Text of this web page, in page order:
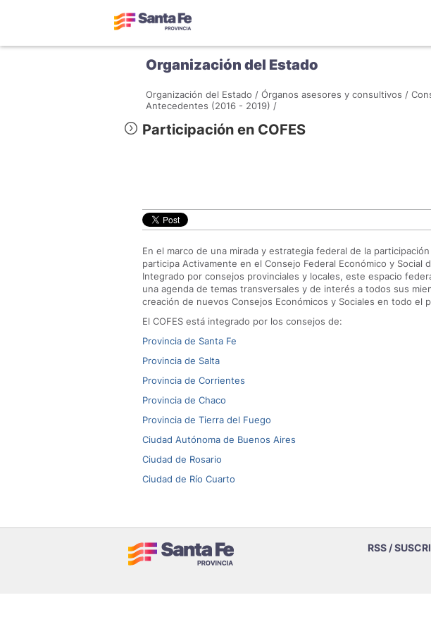
Organización del Estado
Organización del Estado / Órganos asesores y consultivos /
Antecedentes (2016 - 2019) /
Participación en COFES
En el marco de una mirada y estrategia federal de la
participa Activamente en el Consejo Federal Económico y Social
Integrado por consejos provinciales y locales, este espacio
una agenda de temas transversales y de interés a todos sus
creación de nuevos Consejos Económicos y Sociales en todo el
El COFES está integrado por los consejos de:
Provincia de Santa Fe
Provincia de Salta
Provincia de Corrientes
Provincia de Chaco
Provincia de Tierra del Fuego
Ciudad Autónoma de Buenos Aires
Ciudad de Rosario
Ciudad de Río Cuarto
RSS /